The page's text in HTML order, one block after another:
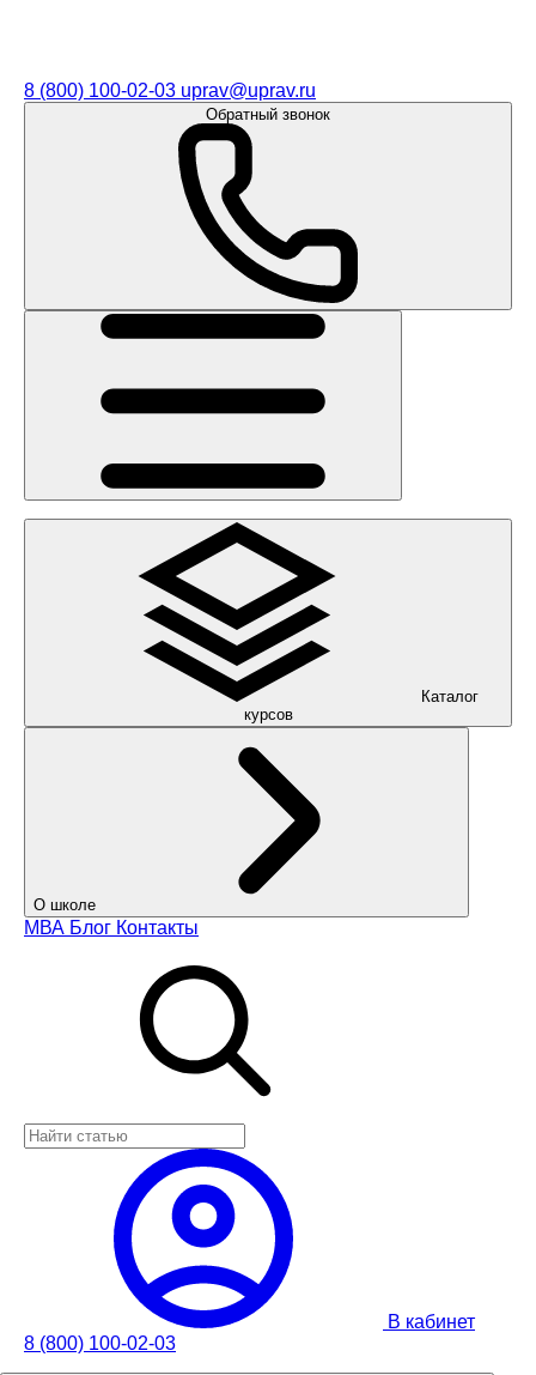
8 (800) 100-02-03 uprav@uprav.ru
Обратный звонок
Каталог
курсов
О школе
МВА Блог Контакты
В кабинет
8 (800) 100-02-03